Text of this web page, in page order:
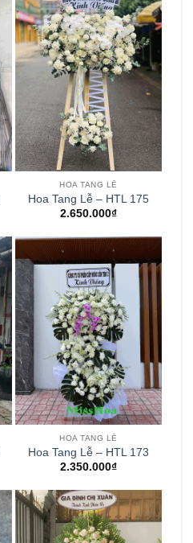
HOA TANG LỄ
Hoa Tang Lễ – HTL 175
2.650.000₫
HOA TANG LỄ
Hoa Tang Lễ – HTL 173
2.350.000₫